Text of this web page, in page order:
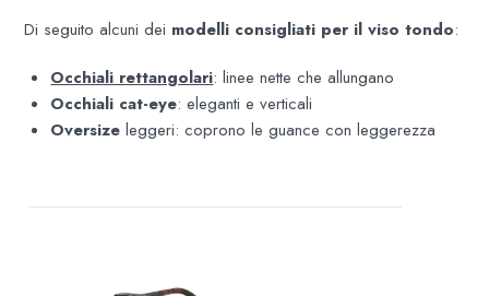
Di seguito alcuni dei modelli consigliati per il viso tondo:
Occhiali rettangolari: linee nette che allungano
Occhiali cat-eye: eleganti e verticali
Oversize leggeri: coprono le guance con leggerezza